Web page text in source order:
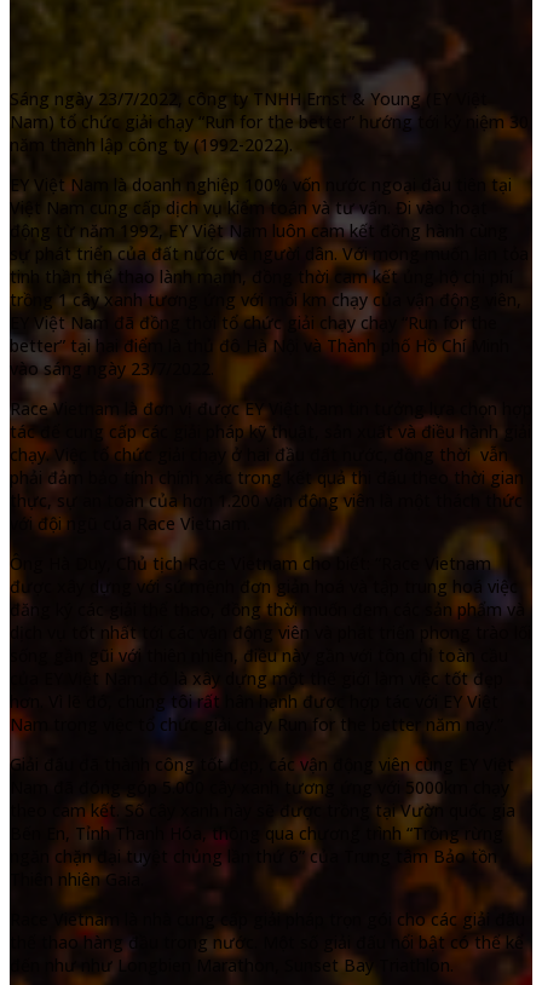
Sáng ngày 23/7/2022, công ty TNHH Ernst & Young (EY Việt
Nam) tổ chức giải chạy “Run for the better” hướng tới kỷ niệm 30
năm thành lập công ty (1992-2022).
EY Việt Nam là doanh nghiệp 100% vốn nước ngoại đầu tiên tại
Việt Nam cung cấp dịch vụ kiểm toán và tư vấn. Đi vào hoạt
động từ năm 1992, EY Việt Nam luôn cam kết đồng hành cùng
sự phát triển của đất nước và người dân. Với mong muốn lan tỏa
tinh thần thể thao lành mạnh, đồng thời cam kết ủng hộ chi phí
trồng 1 cây xanh tương ứng với mỗi km chạy của vận động viên,
EY Việt Nam đã đồng thời tổ chức giải chạy chạy “Run for the
better” tại hai điểm là thủ đô Hà Nội và Thành phố Hồ Chí Minh
vào sáng ngày 23/7/2022.
Race Vietnam là đơn vị được EY Việt Nam tin tưởng lựa chọn hợp
tác để cung cấp các giải pháp kỹ thuật, sản xuất và điều hành giải
chạy. Việc tổ chức giải chạy ở hai đầu đất nước, đồng thời vẫn
phải đảm bảo tính chính xác trong kết quả thi đấu theo thời gian
thực, sự an toàn của hơn 1.200 vận động viên là một thách thức
với đội ngũ của Race Vietnam.
Ông Hà Duy, Chủ tịch Race Vietnam cho biết: “Race Vietnam
được xây dựng với sứ mệnh đơn giản hoá và tập trung hoá việc
đăng ký các giải thể thao, đồng thời muốn đem các sản phẩm và
dịch vụ tốt nhất tới các vận động viên và phát triển phong trào lối
sống gần gũi với thiên nhiên, điều này gần với tôn chỉ toàn cầu
của EY Việt Nam đó là xây dựng một thế giới làm việc tốt đẹp
hơn. Vì lẽ đó, chúng tôi rất hân hạnh được hợp tác với EY Việt
Nam trong việc tổ chức giải chạy Run for the better năm nay.”
Giải đấu đã thành công tốt đẹp, các vận động viên cùng EY Việt
Nam đã đóng góp 5.000 cây xanh tương ứng với 5000km chạy
theo cam kết. Số cây xanh này sẽ được trồng tại Vườn quốc gia
Bến En, Tỉnh Thanh Hóa, thông qua chương trình “Trồng rừng
ngăn chặn đại tuyệt chủng lần thứ 6” của Trung tâm Bảo tồn
Thiên nhiên Gaia.
Race Vietnam là nhà cung cấp giải pháp trọn gói cho các giải đấu
thể thao hàng đầu trong nước. Một số giải đấu nổi bật có thể kể
đến như như Longbien Marathon, Sunset Bay Triathlon.